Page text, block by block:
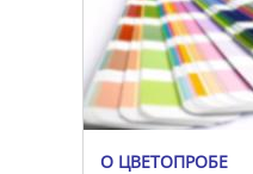
О ЦВЕТОПРОБЕ